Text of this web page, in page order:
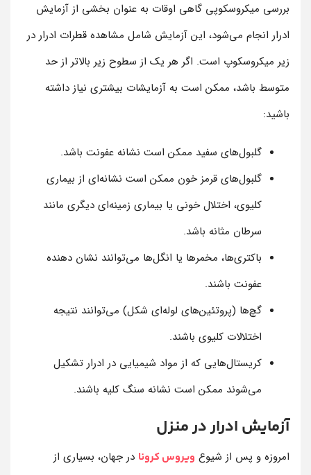
بررسی میکروسکوپی گاهی اوقات به عنوان بخشی از آزمایش
ادرار انجام می‌شود، این آزمایش شامل مشاهده قطرات ادرار در
زیر میکروسکوپ است. اگر هر یک از سطوح زیر بالاتر از حد
متوسط باشد، ممکن است به آزمایشات بیشتری نیاز داشته
باشید:
گلبول‌های سفید ممکن است نشانه عفونت باشد.
گلبول‌های قرمز خون ممکن است نشانه‌ای از بیماری
کلیوی، اختلال خونی یا بیماری زمینه‌ای دیگری مانند
سرطان مثانه باشد.
باکتری‌ها، مخمرها یا انگل‌ها می‌توانند نشان دهنده
عفونت باشند.
گچ‌ها (پروتئین‌های لوله‌ای شکل) می‌توانند نتیجه
اختلالات کلیوی باشند.
کریستال‌هایی که از مواد شیمیایی در ادرار تشکیل
می‌شوند ممکن است نشانه سنگ کلیه باشند.
آزمایش ادرار در منزل
امروزه و پس از شیوع ویروس کرونا در جهان، بسیاری از